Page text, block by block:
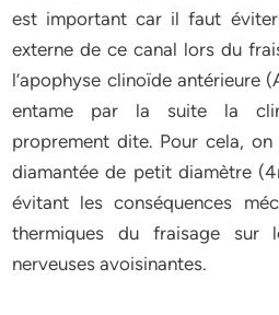
est important car il faut
externe de ce canal lors du
l’apophyse clinoïde antérieure
entame par la suite la
proprement dite. Pour cela,
diamantée de petit diamètre
évitant les conséquences
thermiques du fraisage sur
nerveuses avoisinantes.